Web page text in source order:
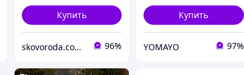
Купить
skovoroda.com.ua – все для кухни и дома 96%
Купить
YOMAYO 97%